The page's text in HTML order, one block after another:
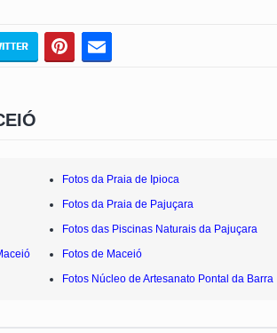
Fotos da Praia de Ipioca
Fotos da Praia de Pajuçara
Fotos das Piscinas Naturais da Pajuçara
Fotos de Maceió
Fotos Núcleo de Artesanato Pontal da Barra